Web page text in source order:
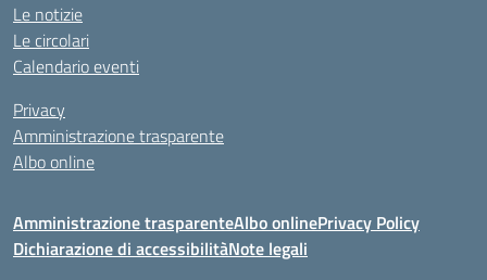
Le notizie
Le circolari
Calendario eventi
Privacy
Amministrazione trasparente
Albo online
Amministrazione trasparenteAlbo onlinePrivacy Policy
Dichiarazione di accessibilitàNote legali